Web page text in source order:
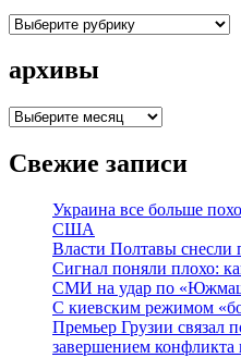
рубрики
архивы
архивы
Свежие записи
Украина все больше
США
Власти Полтавы снесли
Сигнал поняли плохо:
СМИ на удар по
С киевским режимом
Премьер Грузии связал
завершением конфликта